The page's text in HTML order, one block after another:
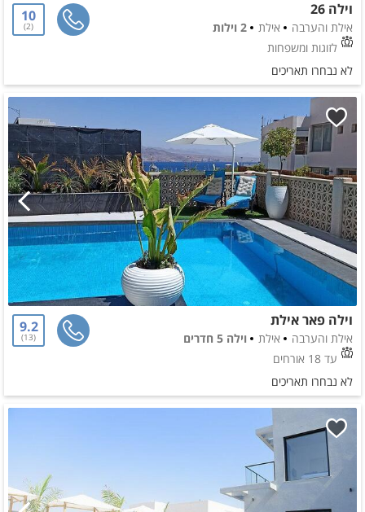
וילה 26
אילת והערבה אילת
2 וילות
לזוגות ומשפחות
10
2
לא נבחרו תאריכים
וילה פאר אילת
אילת והערבה אילת
וילה 5 חדרים
עד 18 אורחים
9.2
13
לא נבחרו תאריכים